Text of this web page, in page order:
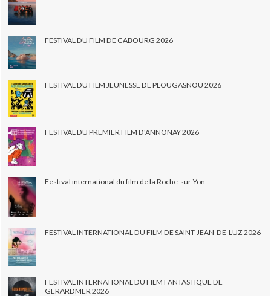
FESTIVAL DU FILM DE CABOURG 2026
FESTIVAL DU FILM JEUNESSE DE PLOUGASNOU 2026
FESTIVAL DU PREMIER FILM D'ANNONAY 2026
Festival international du film de la Roche-sur-Yon
FESTIVAL INTERNATIONAL DU FILM DE SAINT-JEAN-DE-LUZ 2026
FESTIVAL INTERNATIONAL DU FILM FANTASTIQUE DE
GERARDMER 2026